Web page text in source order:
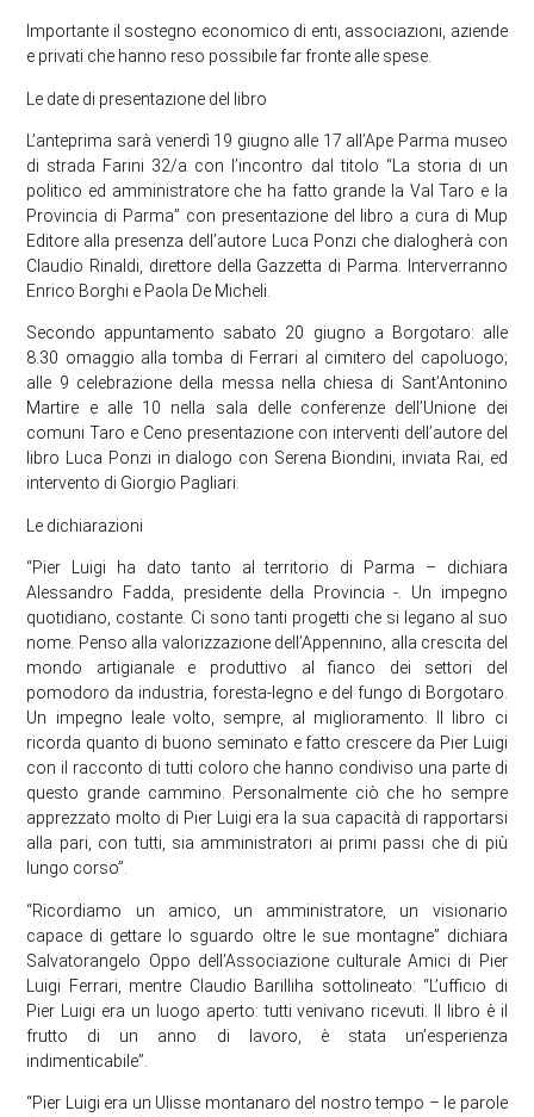
Importante il sostegno economico di enti, associazioni, aziende
e privati che hanno reso possibile far fronte alle spese.
Le date di presentazione del libro
L’anteprima sarà venerdì 19 giugno alle 17 all’Ape Parma museo
di strada Farini 32/a con l’incontro dal titolo “La storia di un
politico ed amministratore che ha fatto grande la Val Taro e la
Provincia di Parma” con presentazione del libro a cura di Mup
Editore alla presenza dell’autore Luca Ponzi che dialogherà con
Claudio Rinaldi, direttore della Gazzetta di Parma. Interverranno
Enrico Borghi e Paola De Micheli.
Secondo appuntamento sabato 20 giugno a Borgotaro: alle
8.30 omaggio alla tomba di Ferrari al cimitero del capoluogo;
alle 9 celebrazione della messa nella chiesa di Sant’Antonino
Martire e alle 10 nella sala delle conferenze dell’Unione dei
comuni Taro e Ceno presentazione con interventi dell’autore del
libro Luca Ponzi in dialogo con Serena Biondini, inviata Rai, ed
intervento di Giorgio Pagliari.
Le dichiarazioni
“Pier Luigi ha dato tanto al territorio di Parma – dichiara
Alessandro Fadda, presidente della Provincia -. Un impegno
quotidiano, costante. Ci sono tanti progetti che si legano al suo
nome. Penso alla valorizzazione dell’Appennino, alla crescita del
mondo artigianale e produttivo al fianco dei settori del
pomodoro da industria, foresta-legno e del fungo di Borgotaro.
Un impegno leale volto, sempre, al miglioramento. Il libro ci
ricorda quanto di buono seminato e fatto crescere da Pier Luigi
con il racconto di tutti coloro che hanno condiviso una parte di
questo grande cammino. Personalmente ciò che ho sempre
apprezzato molto di Pier Luigi era la sua capacità di rapportarsi
alla pari, con tutti, sia amministratori ai primi passi che di più
lungo corso”.
“Ricordiamo un amico, un amministratore, un visionario
capace di gettare lo sguardo oltre le sue montagne” dichiara
Salvatorangelo Oppo dell’Associazione culturale Amici di Pier
Luigi Ferrari, mentre Claudio Barilliha sottolineato: “L’ufficio di
Pier Luigi era un luogo aperto: tutti venivano ricevuti. Il libro è il
frutto di un anno di lavoro, è stata un’esperienza
indimenticabile”.
“Pier Luigi era un Ulisse montanaro del nostro tempo – le parole